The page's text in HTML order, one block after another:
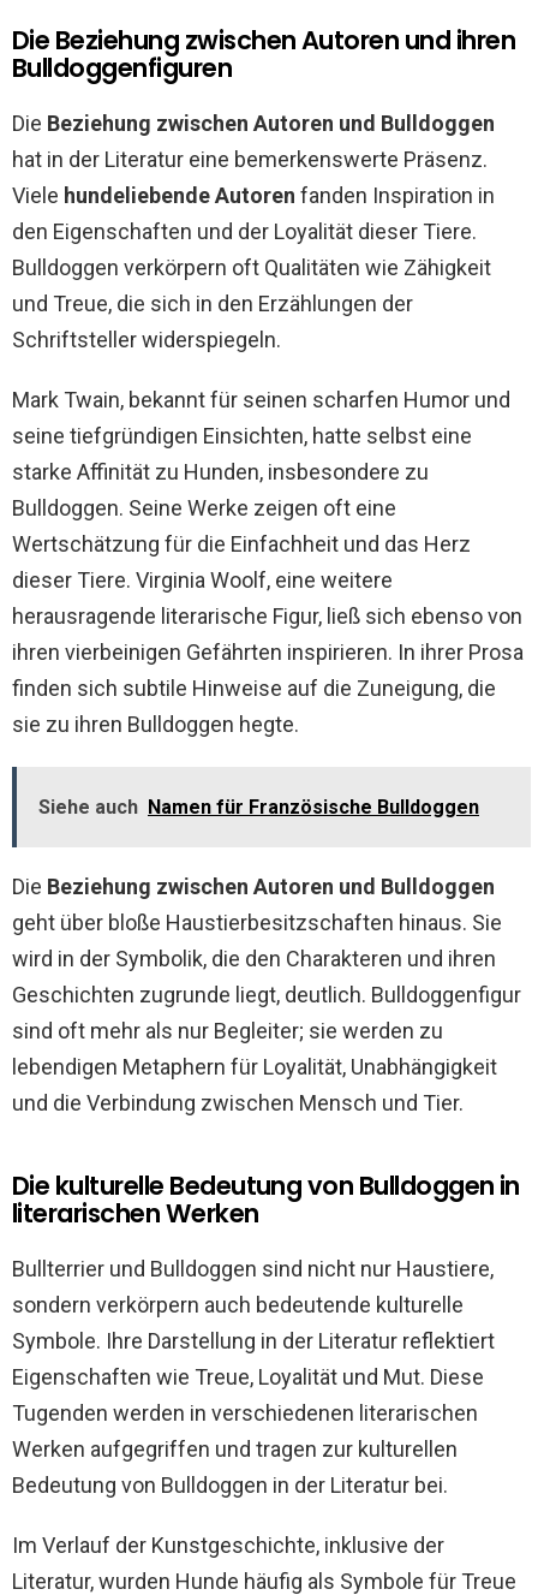
Die Beziehung zwischen Autoren und ihren
Bulldoggenfiguren
Die Beziehung zwischen Autoren und Bulldoggen
hat in der Literatur eine bemerkenswerte Präsenz.
Viele hundeliebende Autoren fanden Inspiration in
den Eigenschaften und der Loyalität dieser Tiere.
Bulldoggen verkörpern oft Qualitäten wie Zähigkeit
und Treue, die sich in den Erzählungen der
Schriftsteller widerspiegeln.
Mark Twain, bekannt für seinen scharfen Humor und
seine tiefgründigen Einsichten, hatte selbst eine
starke Affinität zu Hunden, insbesondere zu
Bulldoggen. Seine Werke zeigen oft eine
Wertschätzung für die Einfachheit und das Herz
dieser Tiere. Virginia Woolf, eine weitere
herausragende literarische Figur, ließ sich ebenso von
ihren vierbeinigen Gefährten inspirieren. In ihrer Prosa
finden sich subtile Hinweise auf die Zuneigung, die
sie zu ihren Bulldoggen hegte.
Siehe auch Namen für Französische Bulldoggen
Die Beziehung zwischen Autoren und Bulldoggen
geht über bloße Haustierbesitzschaften hinaus. Sie
wird in der Symbolik, die den Charakteren und ihren
Geschichten zugrunde liegt, deutlich. Bulldoggenfigur
sind oft mehr als nur Begleiter; sie werden zu
lebendigen Metaphern für Loyalität, Unabhängigkeit
und die Verbindung zwischen Mensch und Tier.
Die kulturelle Bedeutung von Bulldoggen in
literarischen Werken
Bullterrier und Bulldoggen sind nicht nur Haustiere,
sondern verkörpern auch bedeutende kulturelle
Symbole. Ihre Darstellung in der Literatur reflektiert
Eigenschaften wie Treue, Loyalität und Mut. Diese
Tugenden werden in verschiedenen literarischen
Werken aufgegriffen und tragen zur kulturellen
Bedeutung von Bulldoggen in der Literatur bei.
Im Verlauf der Kunstgeschichte, inklusive der
Literatur, wurden Hunde häufig als Symbole für Treue